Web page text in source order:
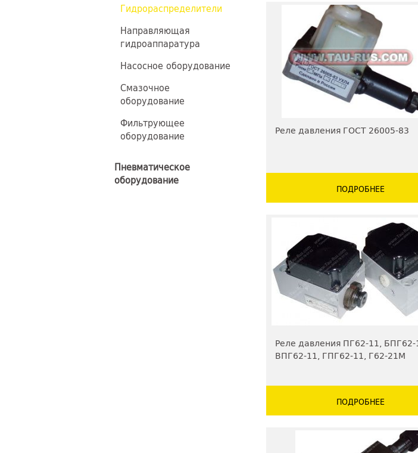
Гидрораспределители
Направляющая
гидроаппаратура
Насосное оборудование
Смазочное
оборудование
Фильтрующее
оборудование
Пневматическое
оборудование
Реле давления ГОСТ 26005-83
ПОДРОБНЕЕ
Реле давления ПГ62-11, БПГ62-
ВПГ62-11, ГПГ62-11, Г62-21М
ПОДРОБНЕЕ